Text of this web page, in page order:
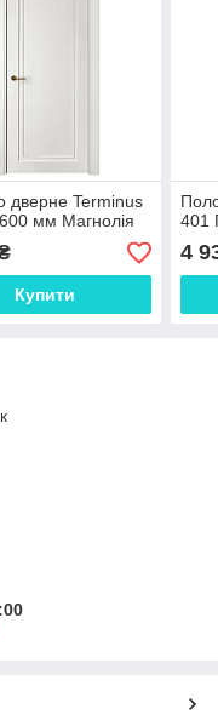
дверне Terminus
мм Магнолія
Купити
401
4